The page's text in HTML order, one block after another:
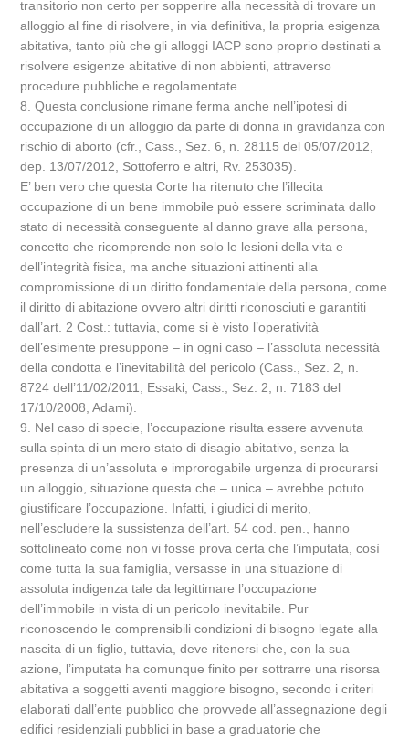
transitorio non certo per sopperire alla necessità di trovare un
alloggio al fine di risolvere, in via definitiva, la propria esigenza
abitativa, tanto più che gli alloggi IACP sono proprio destinati a
risolvere esigenze abitative di non abbienti, attraverso
procedure pubbliche e regolamentate.
8. Questa conclusione rimane ferma anche nell’ipotesi di
occupazione di un alloggio da parte di donna in gravidanza con
rischio di aborto (cfr., Cass., Sez. 6, n. 28115 del 05/07/2012,
dep. 13/07/2012, Sottoferro e altri, Rv. 253035).
E’ ben vero che questa Corte ha ritenuto che l’illecita
occupazione di un bene immobile può essere scriminata dallo
stato di necessità conseguente al danno grave alla persona,
concetto che ricomprende non solo le lesioni della vita e
dell’integrità fisica, ma anche situazioni attinenti alla
compromissione di un diritto fondamentale della persona, come
il diritto di abitazione ovvero altri diritti riconosciuti e garantiti
dall’art. 2 Cost.: tuttavia, come si è visto l’operatività
dell’esimente presuppone – in ogni caso – l’assoluta necessità
della condotta e l’inevitabilità del pericolo (Cass., Sez. 2, n.
8724 dell’11/02/2011, Essaki; Cass., Sez. 2, n. 7183 del
17/10/2008, Adami).
9. Nel caso di specie, l’occupazione risulta essere avvenuta
sulla spinta di un mero stato di disagio abitativo, senza la
presenza di un’assoluta e improrogabile urgenza di procurarsi
un alloggio, situazione questa che – unica – avrebbe potuto
giustificare l’occupazione. Infatti, i giudici di merito,
nell’escludere la sussistenza dell’art. 54 cod. pen., hanno
sottolineato come non vi fosse prova certa che l’imputata, così
come tutta la sua famiglia, versasse in una situazione di
assoluta indigenza tale da legittimare l’occupazione
dell’immobile in vista di un pericolo inevitabile. Pur
riconoscendo le comprensibili condizioni di bisogno legate alla
nascita di un figlio, tuttavia, deve ritenersi che, con la sua
azione, l’imputata ha comunque finito per sottrarre una risorsa
abitativa a soggetti aventi maggiore bisogno, secondo i criteri
elaborati dall’ente pubblico che provvede all’assegnazione degli
edifici residenziali pubblici in base a graduatorie che